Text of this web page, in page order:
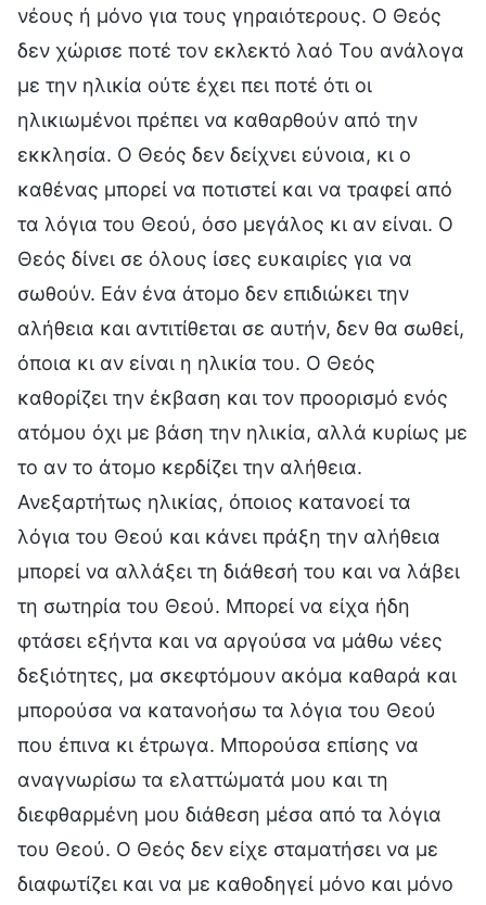
νέους ή μόνο για τους γηραιότερους. Ο Θεός
δεν χώρισε ποτέ τον εκλεκτό λαό Του ανάλογα
με την ηλικία ούτε έχει πει ποτέ ότι οι
ηλικιωμένοι πρέπει να καθαρθούν από την
εκκλησία. Ο Θεός δεν δείχνει εύνοια, κι ο
καθένας μπορεί να ποτιστεί και να τραφεί από
τα λόγια του Θεού, όσο μεγάλος κι αν είναι. Ο
Θεός δίνει σε όλους ίσες ευκαιρίες για να
σωθούν. Εάν ένα άτομο δεν επιδιώκει την
αλήθεια και αντιτίθεται σε αυτήν, δεν θα σωθεί,
όποια κι αν είναι η ηλικία του. Ο Θεός
καθορίζει την έκβαση και τον προορισμό ενός
ατόμου όχι με βάση την ηλικία, αλλά κυρίως με
το αν το άτομο κερδίζει την αλήθεια.
Ανεξαρτήτως ηλικίας, όποιος κατανοεί τα
λόγια του Θεού και κάνει πράξη την αλήθεια
μπορεί να αλλάξει τη διάθεσή του και να λάβει
τη σωτηρία του Θεού. Μπορεί να είχα ήδη
φτάσει εξήντα και να αργούσα να μάθω νέες
δεξιότητες, μα σκεφτόμουν ακόμα καθαρά και
μπορούσα να κατανοήσω τα λόγια του Θεού
που έπινα κι έτρωγα. Μπορούσα επίσης να
αναγνωρίσω τα ελαττώματά μου και τη
διεφθαρμένη μου διάθεση μέσα από τα λόγια
του Θεού. Ο Θεός δεν είχε σταματήσει να με
διαφωτίζει και να με καθοδηγεί μόνο και μόνο